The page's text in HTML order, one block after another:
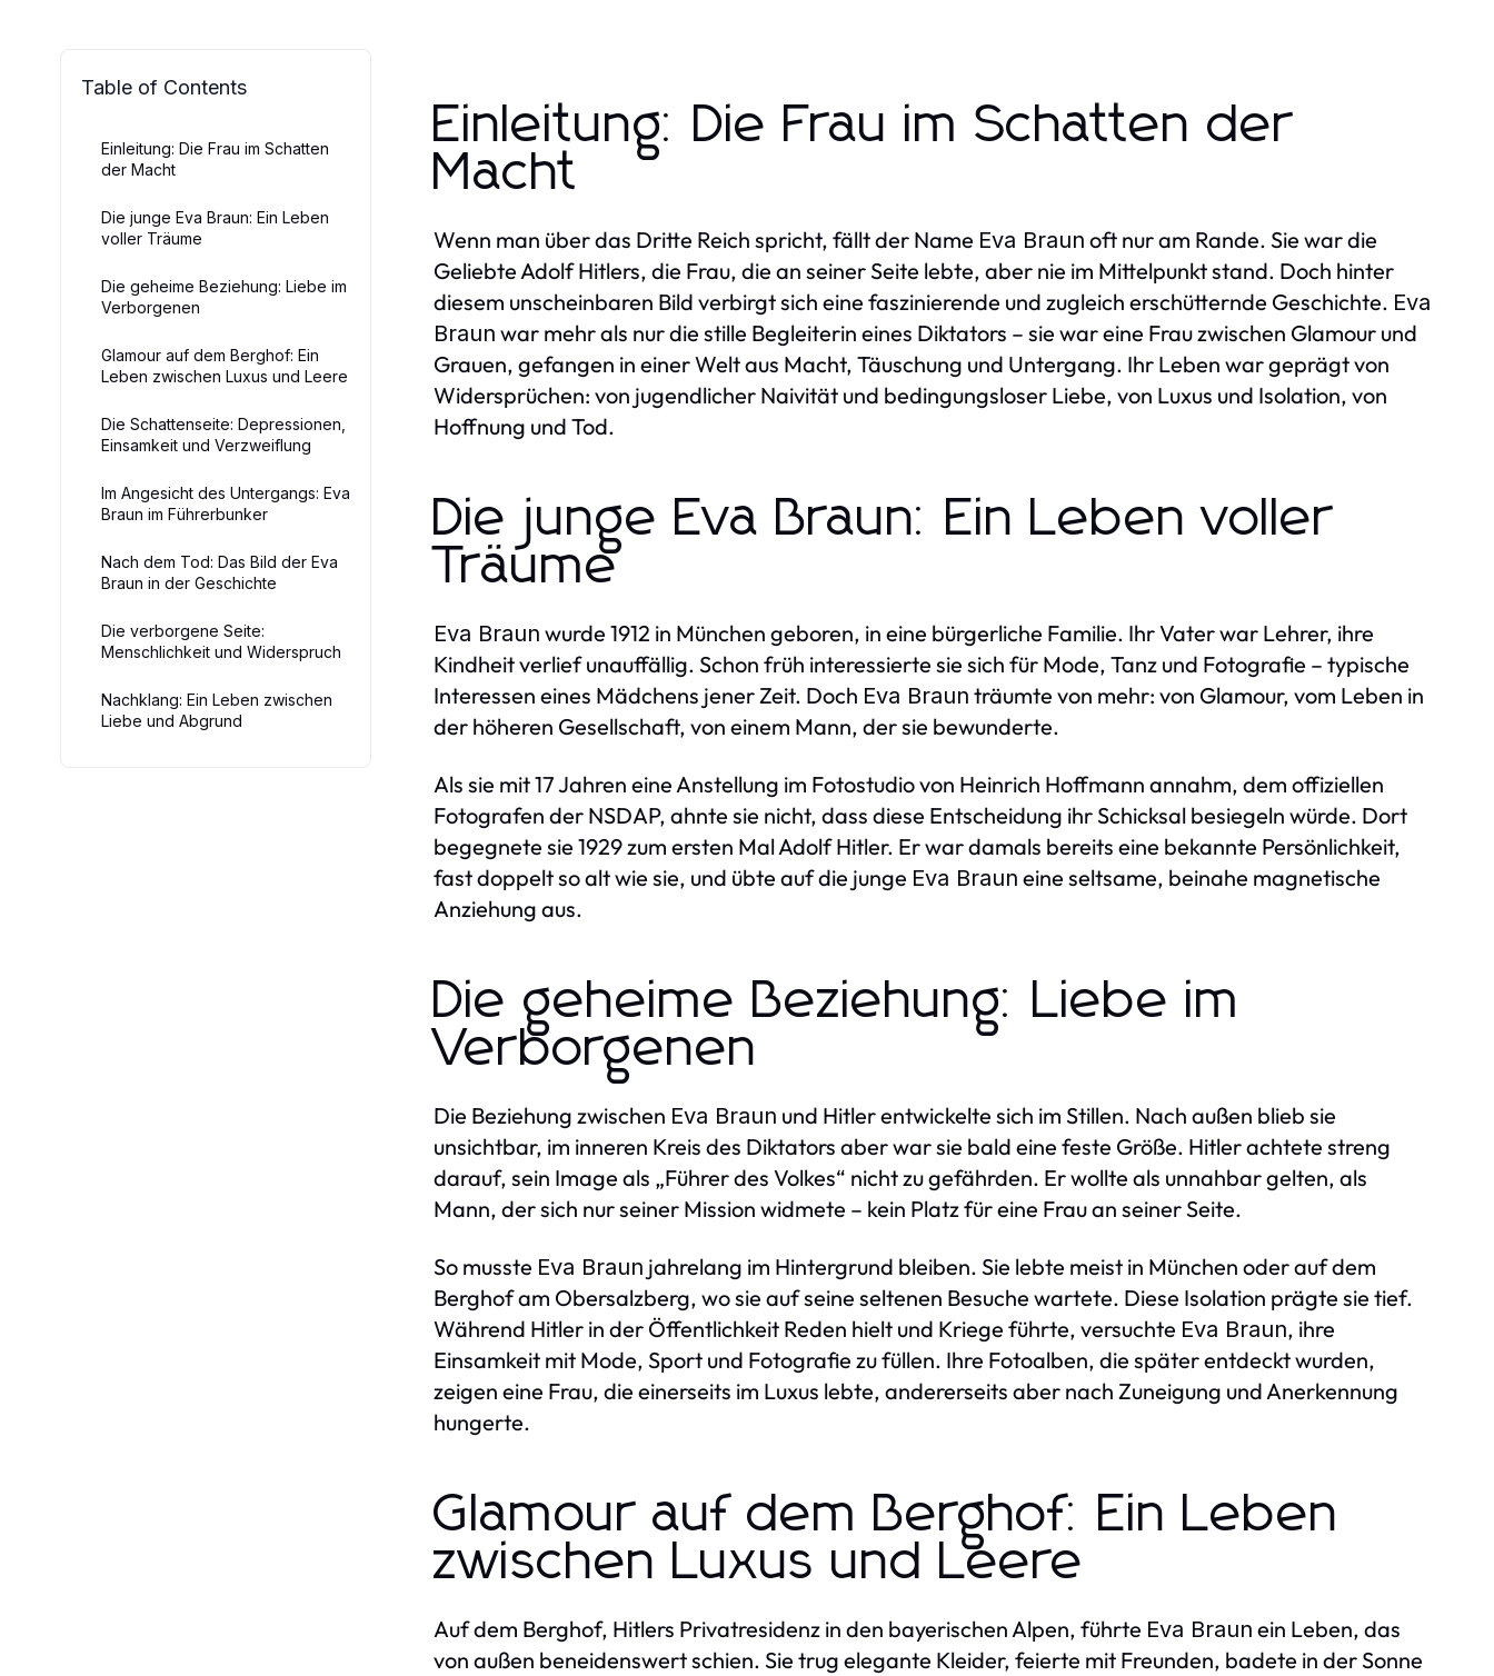
Table of Contents
Einleitung: Die Frau im Schatten
der Macht
Die junge Eva Braun: Ein Leben
voller Träume
Die geheime Beziehung: Liebe im
Verborgenen
Glamour auf dem Berghof: Ein
Leben zwischen Luxus und Leere
Die Schattenseite: Depressionen,
Einsamkeit und Verzweiflung
Im Angesicht des Untergangs: Eva
Braun im Führerbunker
Nach dem Tod: Das Bild der Eva
Braun in der Geschichte
Die verborgene Seite:
Menschlichkeit und Widerspruch
Nachklang: Ein Leben zwischen
Liebe und Abgrund
Einleitung: Die Frau im Schatten der
Macht
Wenn man über das Dritte Reich spricht, fällt der Name Eva Braun oft nur am Rande. Sie war die
Geliebte Adolf Hitlers, die Frau, die an seiner Seite lebte, aber nie im Mittelpunkt stand. Doch hinter
diesem unscheinbaren Bild verbirgt sich eine faszinierende und zugleich erschütternde Geschichte. Eva
Braun war mehr als nur die stille Begleiterin eines Diktators – sie war eine Frau zwischen Glamour und
Grauen, gefangen in einer Welt aus Macht, Täuschung und Untergang. Ihr Leben war geprägt von
Widersprüchen: von jugendlicher Naivität und bedingungsloser Liebe, von Luxus und Isolation, von
Hoffnung und Tod.
Die junge Eva Braun: Ein Leben voller
Träume
Eva Braun wurde 1912 in München geboren, in eine bürgerliche Familie. Ihr Vater war Lehrer, ihre
Kindheit verlief unauffällig. Schon früh interessierte sie sich für Mode, Tanz und Fotografie – typische
Interessen eines Mädchens jener Zeit. Doch Eva Braun träumte von mehr: von Glamour, vom Leben in
der höheren Gesellschaft, von einem Mann, der sie bewunderte.
Als sie mit 17 Jahren eine Anstellung im Fotostudio von Heinrich Hoffmann annahm, dem offiziellen
Fotografen der NSDAP, ahnte sie nicht, dass diese Entscheidung ihr Schicksal besiegeln würde. Dort
begegnete sie 1929 zum ersten Mal Adolf Hitler. Er war damals bereits eine bekannte Persönlichkeit,
fast doppelt so alt wie sie, und übte auf die junge Eva Braun eine seltsame, beinahe magnetische
Anziehung aus.
Die geheime Beziehung: Liebe im
Verborgenen
Die Beziehung zwischen Eva Braun und Hitler entwickelte sich im Stillen. Nach außen blieb sie
unsichtbar, im inneren Kreis des Diktators aber war sie bald eine feste Größe. Hitler achtete streng
darauf, sein Image als „Führer des Volkes“ nicht zu gefährden. Er wollte als unnahbar gelten, als
Mann, der sich nur seiner Mission widmete – kein Platz für eine Frau an seiner Seite.
So musste Eva Braun jahrelang im Hintergrund bleiben. Sie lebte meist in München oder auf dem
Berghof am Obersalzberg, wo sie auf seine seltenen Besuche wartete. Diese Isolation prägte sie tief.
Während Hitler in der Öffentlichkeit Reden hielt und Kriege führte, versuchte Eva Braun, ihre
Einsamkeit mit Mode, Sport und Fotografie zu füllen. Ihre Fotoalben, die später entdeckt wurden,
zeigen eine Frau, die einerseits im Luxus lebte, andererseits aber nach Zuneigung und Anerkennung
hungerte.
Glamour auf dem Berghof: Ein Leben
zwischen Luxus und Leere
Auf dem Berghof, Hitlers Privatresidenz in den bayerischen Alpen, führte Eva Braun ein Leben, das
von außen beneidenswert schien. Sie trug elegante Kleider, feierte mit Freunden, badete in der Sonne